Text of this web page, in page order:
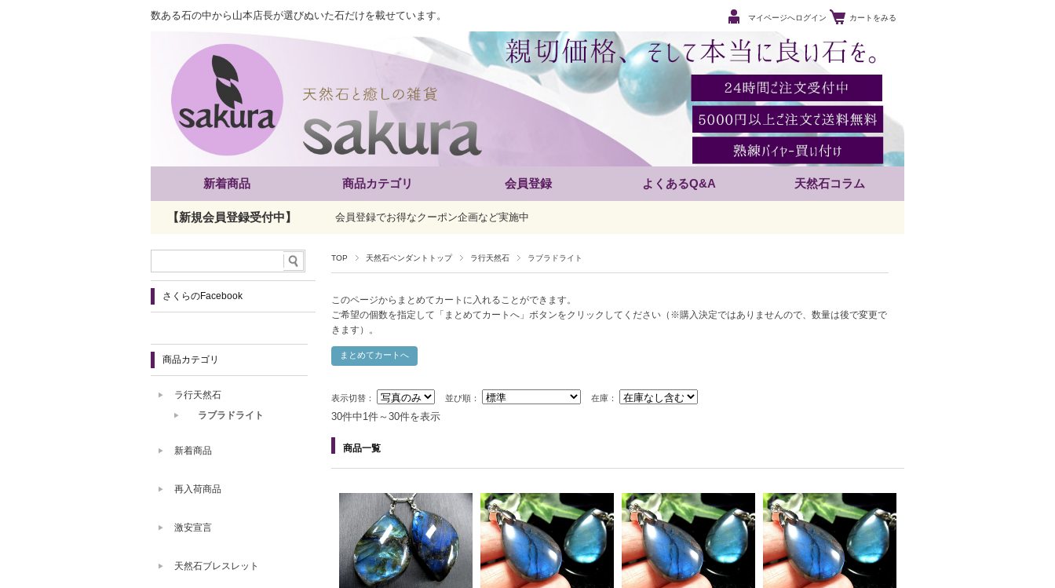
数ある石の中から山本店長が選びぬいた石だけを載せています。 マイページへログイン カートをみる
新着商品 商品カテゴリ 会員登録 よくあるQ&A 天然石コラム
【新規会員登録受付中】 会員登録でお得なクーポン企画など実施中
TOP 天然石ペンダントトップ ラ行天然石 ラブラドライト
このページからまとめてカートに入れることができます。
ご希望の個数を指定して「まとめてカートへ」ボタンをクリックしてください（※購入決定ではありませんので、数量は後で変更で
きます）。
表示切替： 並び順： 在庫：
30件中1件～30件を表示
商品一覧
さくらのFacebook
商品カテゴリ
ラ行天然石
ラブラドライト
新着商品
再入荷商品
激安宣言
天然石ブレスレット